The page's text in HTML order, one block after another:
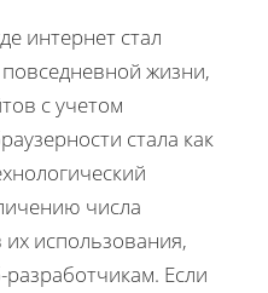
интернет стал
жизни,
с учетом
стала как
числа
использования,
Если